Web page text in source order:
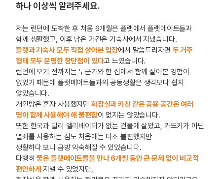
하나 이상씩 알려주세요.
저는 런던에 도착한 후 처음 6개월은 플랫에서 플랫메이트들과
함께 생활했고, 이후 남은 기간은 기숙사에서 지냈습니다.
플랫과 기숙사 모두 직접 살아본 입장에서 말씀드리자면 두 거주
형태 모두 분명한 장단점이 있다고 느꼈습니다.
런던에 오기 전까지는 누군가와 한 집에서 함께 살아본 경험이
없었기 때문에 플랫메이트들과의 공동생활은 생각보다 쉽지
않았습니다.
개인방은 혼자 사용했지만 화장실과 키친 같은 공용 공간은 여러
명이 함께 사용해야 해 불편함이 없지는 않았습니다.
또한 한국과 달리 엘리베이터가 없는 건물에 살았고, 카드키가 아닌
열쇠를 사용하는 점도 처음에는 다소 불편했지만
생활하다 보니 금방 익숙해질 수 있었습니다.
다행히좋은 플랫메이트들을 만나 6개월 동안 큰 문제 없이 비교적
편안하게 지낼 수 있었지만,